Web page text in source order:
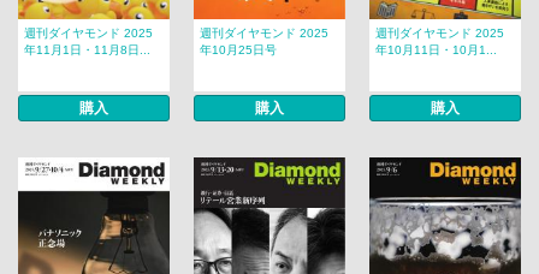
週刊ダイヤモンド 2025
年11月1日・11月8日...
購入
週刊ダイヤモンド 2025
年10月25日号
購入
週刊ダイヤモンド 2025
年10月11日・10月1...
購入